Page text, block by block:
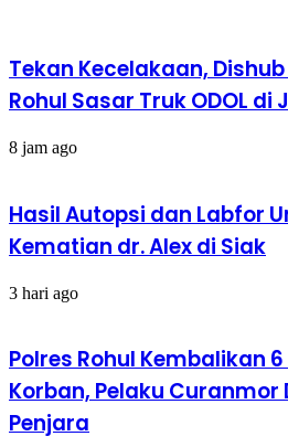
Tekan Kecelakaan,
Rohul Sasar Truk ODOL di
8 jam ago
Hasil Autopsi dan Labfor
Kematian dr. Alex di Siak
3 hari ago
Polres Rohul Kembalikan
Korban, Pelaku Curanmor
Penjara